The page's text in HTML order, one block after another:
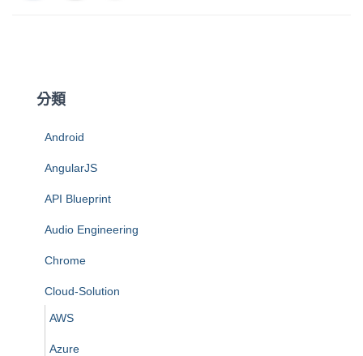
分類
Android
AngularJS
API Blueprint
Audio Engineering
Chrome
Cloud-Solution
AWS
Azure